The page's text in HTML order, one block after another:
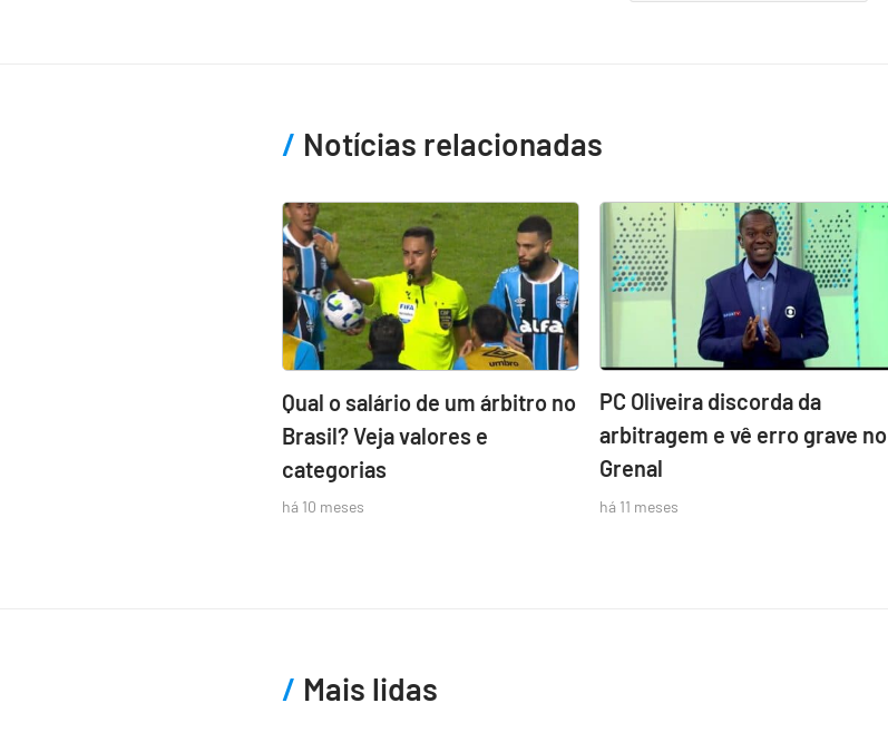
Notícias relacionadas
Qual o salário de um árbitro no
Brasil? Veja valores e
categorias
há 10 meses
PC Oliveira discorda da
arbitragem e vê erro grave no
Grenal
há 11 meses
Mais lidas